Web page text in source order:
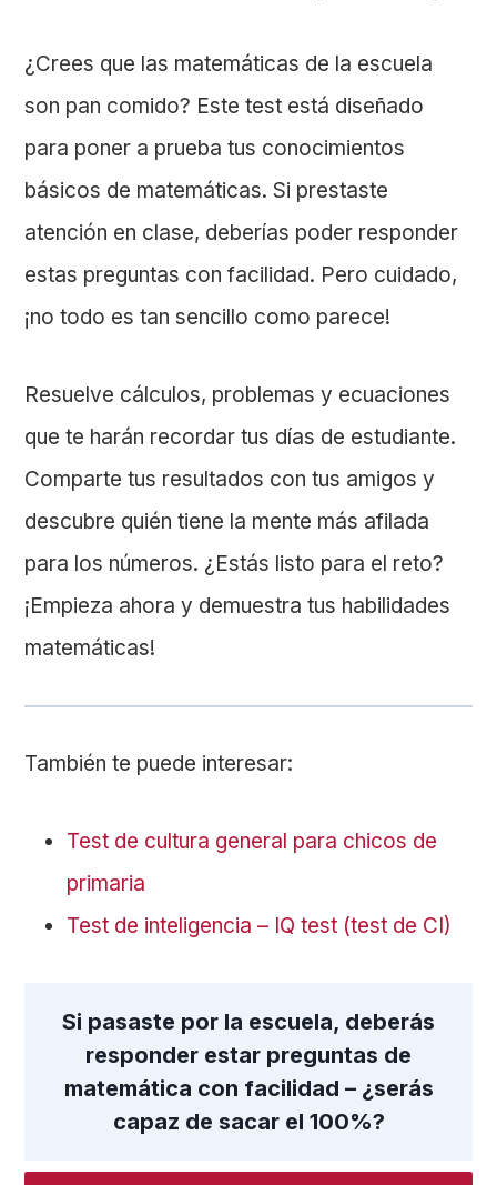
¿Crees que las matemáticas de la escuela
son pan comido? Este test está diseñado
para poner a prueba tus conocimientos
básicos de matemáticas. Si prestaste
atención en clase, deberías poder responder
estas preguntas con facilidad. Pero cuidado,
¡no todo es tan sencillo como parece!
Resuelve cálculos, problemas y ecuaciones
que te harán recordar tus días de estudiante.
Comparte tus resultados con tus amigos y
descubre quién tiene la mente más afilada
para los números. ¿Estás listo para el reto?
¡Empieza ahora y demuestra tus habilidades
matemáticas!
También te puede interesar:
Test de cultura general para chicos de
primaria
Test de inteligencia – IQ test (test de CI)
Si pasaste por la escuela, deberás
responder estar preguntas de
matemática con facilidad – ¿serás
capaz de sacar el 100%?